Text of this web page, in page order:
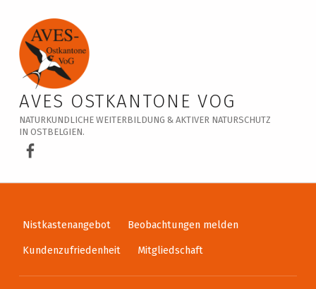
Veranstaltungskalender – AVES Ostkantone VoG
AVES OSTKANTONE VOG
NATURKUNDLICHE WEITERBILDUNG & AKTIVER NATURSCHUTZ
IN OSTBELGIEN.
AVES Ostkantone bei Facebook
Nistkastenangebot
Beobachtungen melden
Kundenzufriedenheit
Mitgliedschaft